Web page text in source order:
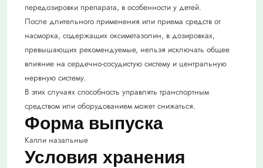
передозировки препарата, в особенности у детей.
После длительного применения или приема средств от
насморка, содержащих оксиметазолин, в дозировках,
превышающих рекомендуемые, нельзя исключать общее
влияние на сердечно-сосудистую систему и центральную
нервную систему.
В этих случаях способность управлять транспортным
средством или оборудованием может снижаться.
Форма выпуска
Капли назальные
Условия хранения